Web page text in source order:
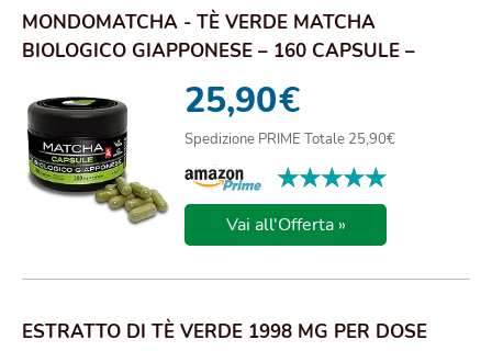
MONDOMATCHA - TÈ VERDE MATCHA
BIOLOGICO GIAPPONESE – 160 CAPSULE –
25,90€
Spedizione PRIME Totale 25,90€
★★★★★
★★★★★
Vai all'Offerta »
ESTRATTO DI TÈ VERDE 1998 MG PER DOSE